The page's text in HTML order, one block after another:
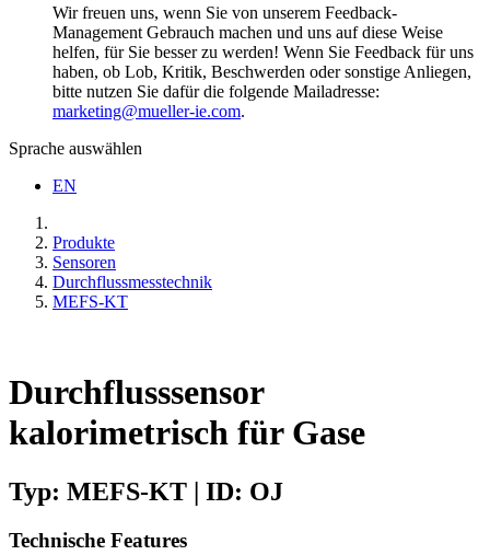
Wir freuen uns, wenn Sie von unserem Feedback-
Management Gebrauch machen und uns auf diese Weise
helfen, für Sie besser zu werden! Wenn Sie Feedback für uns
haben, ob Lob, Kritik, Beschwerden oder sonstige Anliegen,
bitte nutzen Sie dafür die folgende Mailadresse:
marketing@mueller-ie.com.
Sprache auswählen
EN
Produkte
Sensoren
Durchflussmesstechnik
MEFS-KT
Durchflusssensor
kalorimetrisch für Gase
Typ: MEFS-KT | ID: OJ
Technische Features